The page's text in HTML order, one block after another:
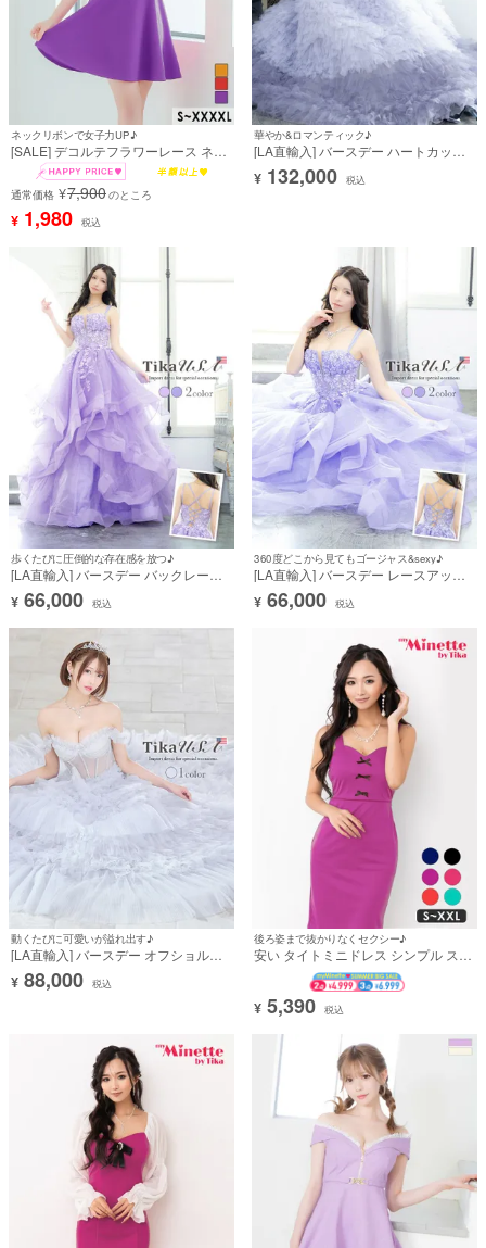
ネックリボンで女子力UP♪
[SALE] デコルテフラワーレース ネッ
クリボン ノースリーブ バイカラー 切
り替え フレアミニドレス (Sサイズ～
XXXXLサイズ) (上ノ堀結愛/キャバド
レス着用)
通常価格 ¥7,900のところ
¥ 1,980 税込
華やか&ロマンティック♪
[LA直輸入] バースデー ハートカット
キャミソール シアーレース コルセッ
ト 切り替え ゴージャス グラデーショ
¥ 132,000 税込
歩くたびに圧倒的な存在感を放つ♪
[LA直輸入] バースデー バックレース
アップ キャミソール 3Dフラワー 刺
繍 シアー ボリュームチュール Aライ
¥ 66,000 税込
360度どこから見てもゴージャス&sexy♪
[LA直輸入] バースデー レースアップ
キャミソール 立体フラワー 刺繍 シア
ー ボリュームチュール Aラインロン
¥ 66,000 税込
動くたびに可愛いが溢れ出す♪
[LA直輸入] バースデー オフショルダ
ーフリルシアーコルセット切り替えゴ
ージャスティアードAラインロングド
¥ 88,000 税込
後ろ姿まで抜かりなくセクシー♪
安い タイトミニドレス シンプル スト
レッチ キャミソール ブラジャーのま
ま (れいたぴ着用)
¥ 5,390 税込